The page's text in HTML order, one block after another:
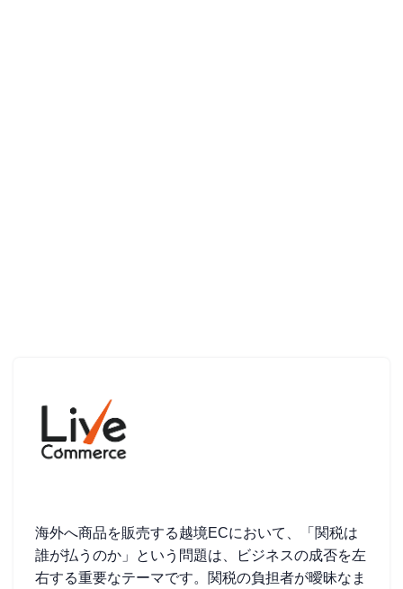
海外へ商品を販売する越境ECにおいて、「関税は
誰が払うのか」という問題は、ビジネスの成否を左
右する重要なテーマです。関税の負担者が曖昧なま